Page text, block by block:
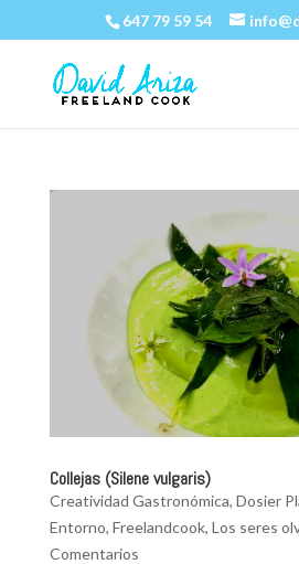
647 79 59 54
Collejas (Silene vulgaris)
Creatividad Gastronómica, Dosier
Entorno, Freelandcook, Los seres
Comentarios